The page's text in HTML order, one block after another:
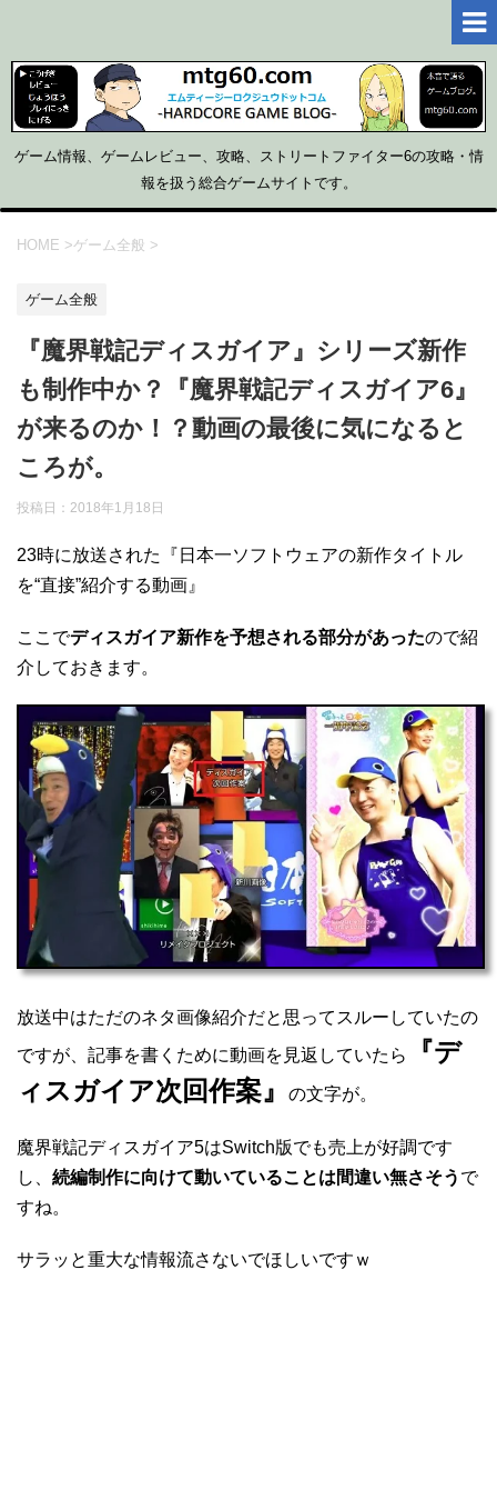
ゲーム情報、ゲームレビュー、攻略、ストリートファイター6の攻略・情
報を扱う総合ゲームサイトです。
HOME >ゲーム全般 >
ゲーム全般
『魔界戦記ディスガイア』シリーズ新作
も制作中か？『魔界戦記ディスガイア6』
が来るのか！？動画の最後に気になると
ころが。
投稿日： 2018年1月18日
23時に放送された『日本一ソフトウェアの新作タイトル
を“直接”紹介する動画』
ここでディスガイア新作を予想される部分があったので紹
介しておきます。
放送中はただのネタ画像紹介だと思ってスルーしていたの
ですが、記事を書くために動画を見返していたら
『デ
ィスガイア次回作案』
の文字が。
魔界戦記ディスガイア5はSwitch版でも売上が好調です
し、 続編制作に向けて動いていることは間違い無さそう で
すね。
サラッと重大な情報流さないでほしいですｗ